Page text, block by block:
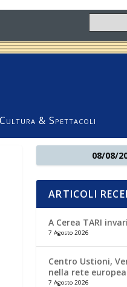
Cultura & Spettacoli
08/08/
ARTICOLI
A Cerea TARI
7 Agosto 2026
Centro Ustioni,
nella rete europea
7 Agosto 2026